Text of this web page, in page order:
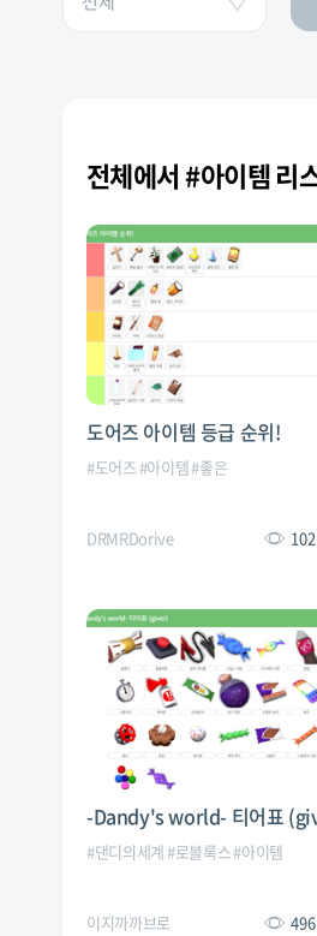
전체에서 #아이템 리
도어즈 아이템 등급 순위!
#도어즈#아이템#좋은
DRMRDorive 102
-Dandy's world- 티어표
#댄디의세계#로블록스#아이템
이지까까브로 496